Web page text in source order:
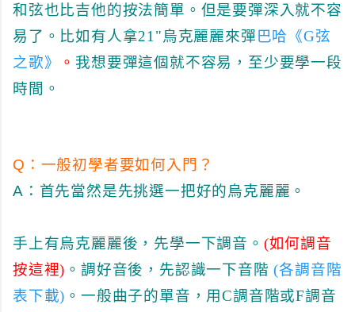
和弦也比吉他的按法簡單。但是要彈深入就不容
易了。比如有人拿21"烏克麗麗來彈巴哈《G弦
之歌》
。 我想要彈這個就不容易，至少要學一段
時間。
Q： 一般初學者要如何入門？
A： 首先當然是先挑選一把好的烏克麗麗。
手上有烏克麗麗後，先學一下調音。 (如何調音
按這裡) 。調好音後，先認識一下音階(各調音階
表下載) 。一般曲子的單音，用C調音階或F調音